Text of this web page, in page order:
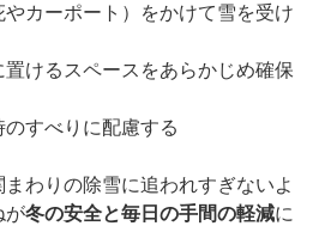
カーポート）をかけて雪を受け
けるスペースをあらかじめ確保
すべりに配慮する
わりの除雪に追われすぎないよ
が冬の安全と毎日の手間の軽減に